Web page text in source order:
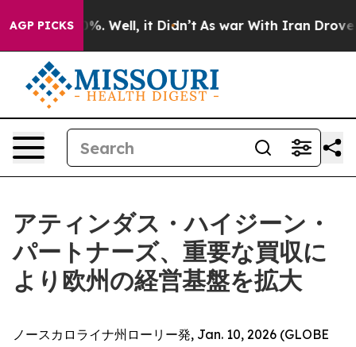
AGP PICKS40%. Well, it Didn’t As war With Iran Drove
アティンダス・ハイジーン・
パートナーズ、重要な買収に
より欧州の経営基盤を拡大
ノースカロライナ州ローリー発, Jan. 10, 2026 (GLOBE